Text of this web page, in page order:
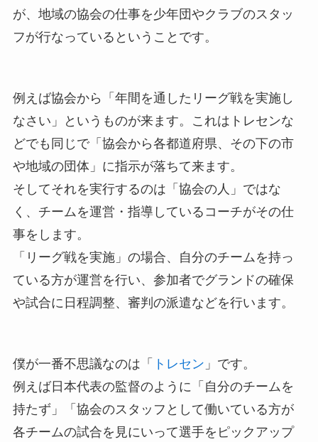
が、地域の協会の仕事を少年団やクラブのスタッ
フが行なっているということです。
例えば協会から「年間を通したリーグ戦を実施し
なさい」というものが来ます。これはトレセンな
どでも同じで「協会から各都道府県、その下の市
や地域の団体」に指示が落ちて来ます。
そしてそれを実行するのは「協会の人」ではな
く、チームを運営・指導しているコーチがその仕
事をします。
「リーグ戦を実施」の場合、自分のチームを持っ
ている方が運営を行い、参加者でグランドの確保
や試合に日程調整、審判の派遣などを行います。
僕が一番不思議なのは「 トレセン 」です。
例えば日本代表の監督のように「自分のチームを
持たず」「協会のスタッフとして働いている方が
各チームの試合を見にいって選手をピックアップ